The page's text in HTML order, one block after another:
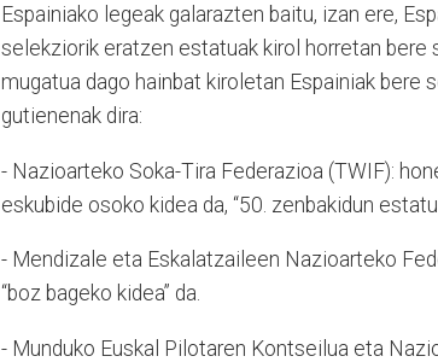
Espainiako legeak galarazten baitu, izan ere,
selekziorik eratzen estatuak kirol horretan bere
mugatua dago hainbat kiroletan Espainiak bere
gutienenak dira:
- Nazioarteko Soka-Tira Federazioa (TWIF):
eskubide osoko kidea da, “50. zenbakidun
- Mendizale eta Eskalatzaileen Nazioarteko
“boz bageko kidea” da.
- Munduko Euskal Pilotaren Kontseilua eta